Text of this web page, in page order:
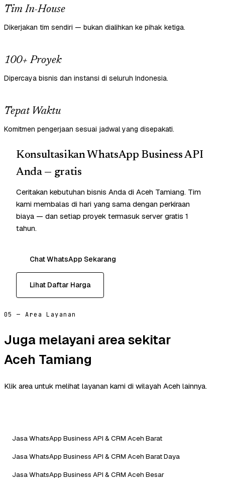
Tim In-House
Dikerjakan tim sendiri — bukan dialihkan ke pihak ketiga.
100+ Proyek
Dipercaya bisnis dan instansi di seluruh Indonesia.
Tepat Waktu
Komitmen pengerjaan sesuai jadwal yang disepakati.
Konsultasikan WhatsApp Business API
Anda — gratis
Ceritakan kebutuhan bisnis Anda di Aceh Tamiang. Tim
kami membalas di hari yang sama dengan perkiraan
biaya — dan setiap proyek termasuk server gratis 1
tahun.
Chat WhatsApp Sekarang
Lihat Daftar Harga
05 — Area Layanan
Juga melayani area sekitar
Aceh Tamiang
Klik area untuk melihat layanan kami di wilayah Aceh lainnya.
Jasa WhatsApp Business API & CRM Aceh Barat
Jasa WhatsApp Business API & CRM Aceh Barat Daya
Jasa WhatsApp Business API & CRM Aceh Besar